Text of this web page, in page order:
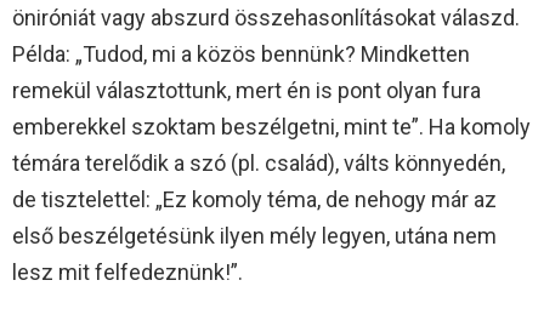
öniróniát vagy abszurd összehasonlításokat válaszd.
Példa: „Tudod, mi a közös bennünk? Mindketten
remekül választottunk, mert én is pont olyan fura
emberekkel szoktam beszélgetni, mint te”. Ha komoly
témára terelődik a szó (pl. család), válts könnyedén,
de tisztelettel: „Ez komoly téma, de nehogy már az
első beszélgetésünk ilyen mély legyen, utána nem
lesz mit felfedeznünk!”.